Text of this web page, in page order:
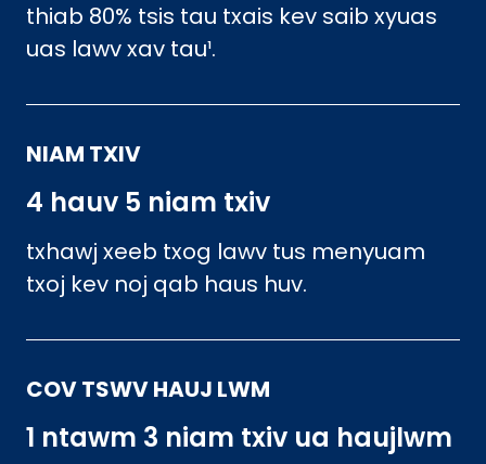
thiab 80% tsis tau txais kev saib xyuas
uas lawv xav tau¹.
NIAM TXIV
4 hauv 5 niam txiv
txhawj xeeb txog lawv tus menyuam
txoj kev noj qab haus huv.
COV TSWV HAUJ LWM
1 ntawm 3 niam txiv ua haujlwm